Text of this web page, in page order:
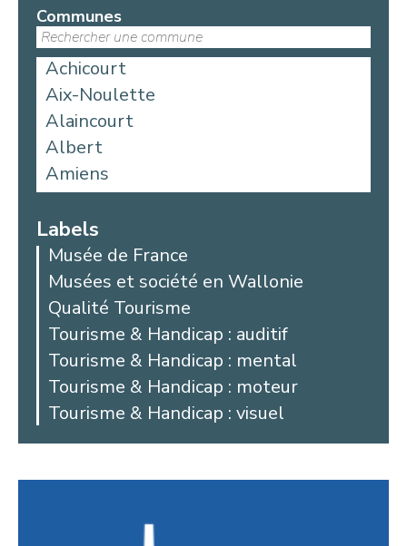
Communes
Achicourt
Aix-Noulette
Alaincourt
Albert
Amiens
Aniche
Argoules
Arques
Arras
Auby
Avesnes-les-Aubert
Bailleul
Beaucamps-Ligny
Beaurains
Labels
Musée de France
Musées et société en Wallonie
Qualité Tourisme
Tourisme & Handicap : auditif
Tourisme & Handicap : mental
Tourisme & Handicap : moteur
Tourisme & Handicap : visuel